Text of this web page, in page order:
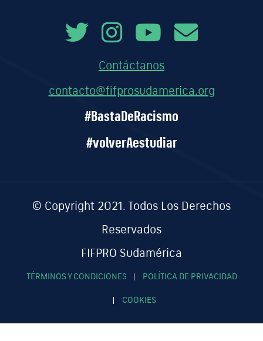
Contáctanos
contacto@fifprosudamerica.org
#BastaDeRacismo
#volverAestudiar
© Copyright 2021. Todos Los Derechos
Reservados
FIFPRO Sudamérica
TÉRMINOS Y CONDICIONES POLÍTICA DE PRIVACIDAD
COOKIES